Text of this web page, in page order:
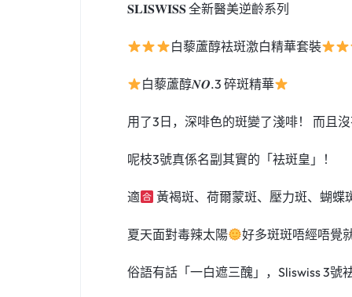
𝐒𝐋𝐈𝐒𝐖𝐈𝐒𝐒 全新醫美逆齡系列
白藜蘆醇袪斑激白精華套裝
白藜蘆醇𝑵𝑶.3 碎斑精華
用了3日，深啡色的斑變了淺啡！ 而且
呢枝3號真係名副其實的「袪斑皇」！
適 黃褐斑、荷爾蒙斑、壓力斑、蝴
夏天面對毒辣太陽 好多斑斑唔經唔覺
俗語有話「一白遮三醜」，Sliswiss 3號